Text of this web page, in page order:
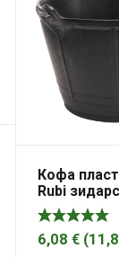
Кофа
Rubi
пластмаса,
черна
6,08 € (